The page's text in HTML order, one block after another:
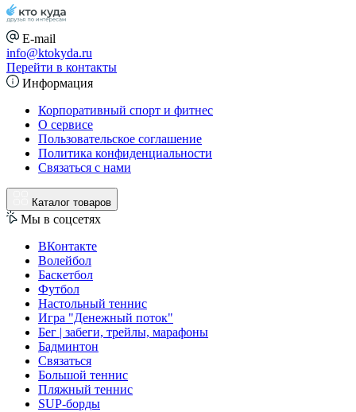
E-mail
info@ktokyda.ru
Перейти в контакты
Информация
Корпоративный спорт и фитнес
О сервисе
Пользовательское соглашение
Политика конфиденциальности
Связаться с нами
Каталог товаров
Мы в соцсетях
ВКонтакте
Волейбол
Баскетбол
Футбол
Настольный теннис
Игра "Денежный поток"
Бег | забеги, трейлы, марафоны
Бадминтон
Связаться
Большой теннис
Пляжный теннис
SUP-борды